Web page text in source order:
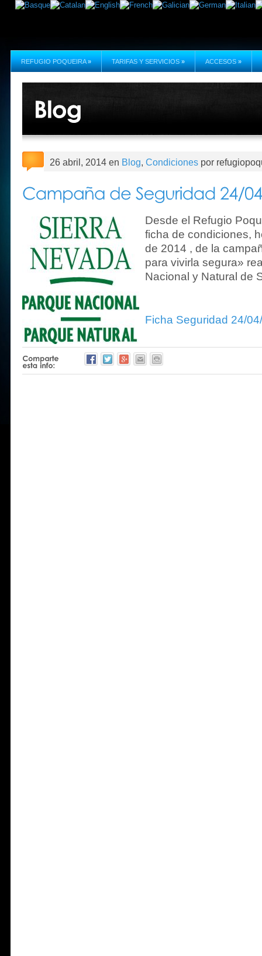
REFUGIO POQUEIRA » TARIFAS Y SERVICIOS » ACCESOS »
26 abril, 2014 en Blog, Condiciones por
Desde el Refugio
ficha de condiciones,
de 2014 , de la
para vivirla segura»
Nacional y Natural de
Ficha Seguridad 24/